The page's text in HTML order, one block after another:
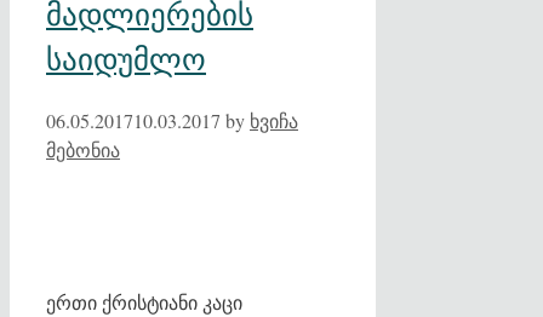
მადლიერების
საიდუმლო
06.05.201710.03.2017 by ხვიჩა
მებონია
ერთი ქრისტიანი კაცი